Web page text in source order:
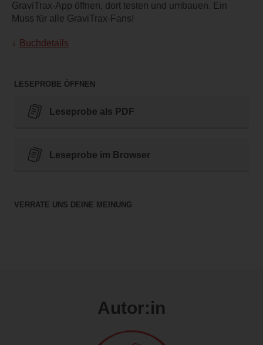
GraviTrax-App öffnen, dort testen und umbauen. Ein
Muss für alle GraviTrax-Fans!
Buchdetails
LESEPROBE ÖFFNEN
Leseprobe als PDF
Leseprobe im Browser
VERRATE UNS DEINE MEINUNG
Autor:in